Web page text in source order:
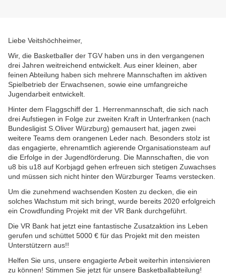
Liebe Veitshöchheimer,
Wir, die Basketballer der TGV haben uns in den vergangenen
drei Jahren weitreichend entwickelt. Aus einer kleinen, aber
feinen Abteilung haben sich mehrere Mannschaften im aktiven
Spielbetrieb der Erwachsenen, sowie eine umfangreiche
Jugendarbeit entwickelt.
Hinter dem Flaggschiff der 1. Herrenmannschaft, die sich nach
drei Aufstiegen in Folge zur zweiten Kraft in Unterfranken (nach
Bundesligist S.Oliver Würzburg) gemausert hat, jagen zwei
weitere Teams dem orangenen Leder nach. Besonders stolz ist
das engagierte, ehrenamtlich agierende Organisationsteam auf
die Erfolge in der Jugendförderung. Die Mannschaften, die von
u8 bis u18 auf Korbjagd gehen erfreuen sich stetigen Zuwachses
und müssen sich nicht hinter den Würzburger Teams verstecken.
Um die zunehmend wachsenden Kosten zu decken, die ein
solches Wachstum mit sich bringt, wurde bereits 2020 erfolgreich
ein Crowdfunding Projekt mit der VR Bank durchgeführt.
Die VR Bank hat jetzt eine fantastische Zusatzaktion ins Leben
gerufen und schüttet 5000 € für das Projekt mit den meisten
Unterstützern aus!!
Helfen Sie uns, unsere engagierte Arbeit weiterhin intensivieren
zu können! Stimmen Sie jetzt für unsere Basketballabteilung!